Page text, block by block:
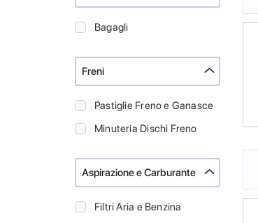
Bagagli
Freni
Pastiglie Freno e Ganasce
Minuteria Dischi Freno
Aspirazione e Carburante
Filtri Aria e Benzina